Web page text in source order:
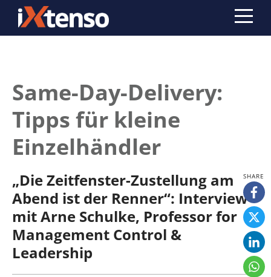
Same-Day-Delivery:
Tipps für kleine
Einzelhändler
„Die Zeitfenster-Zustellung am
Abend ist der Renner“: Interview
mit Arne Schulke, Professor for
Management Control &
Leadership